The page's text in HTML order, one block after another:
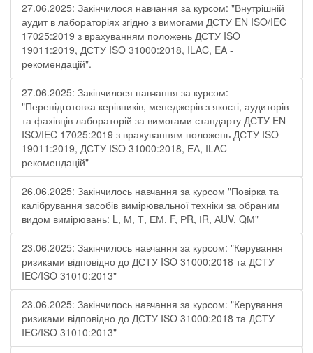
27.06.2025: Закінчилося навчання за курсом: "Внутрішній
аудит в лабораторіях згідно з вимогами ДСТУ EN ISO/IEC
17025:2019 з врахуванням положень ДСТУ ISO
19011:2019, ДСТУ ISO 31000:2018, ILAC, EA -
рекомендацій".
27.06.2025: Закінчилося навчання за курсом:
"Перепідготовка керівників, менеджерів з якості, аудиторів
та фахівців лабораторій за вимогами стандарту ДСТУ EN
ISO/IEC 17025:2019 з врахуванням положень ДСТУ ISO
19011:2019, ДСТУ ISO 31000:2018, ЕА, ILAC-
рекомендацій"
26.06.2025: Закінчилось навчання за курсом "Повірка та
калібрування засобів вимірювальної техніки за обраним
видом вимірювань: L, М, Т, ЕМ, F, РR, ІR, АUV, QМ"
23.06.2025: Закінчилось навчання за курсом: "Керування
ризиками відповідно до ДСТУ ISO 31000:2018 та ДСТУ
IEC/ISO 31010:2013"
23.06.2025: Закінчилось навчання за курсом: "Керування
ризиками відповідно до ДСТУ ISO 31000:2018 та ДСТУ
IEC/ISO 31010:2013"